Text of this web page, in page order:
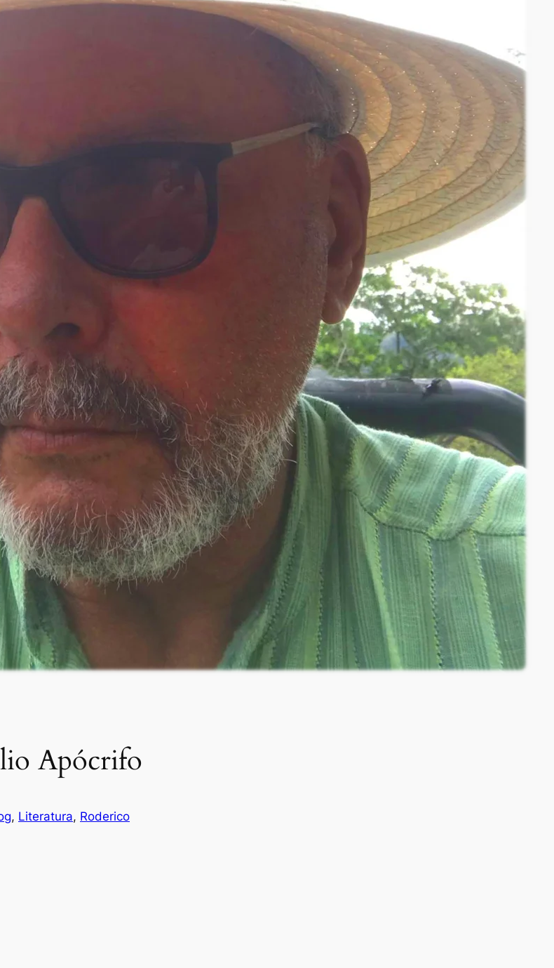
Apócrifo
, Literatura, Roderico